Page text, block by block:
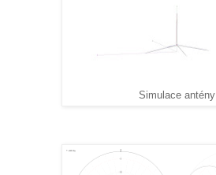
Simulace antény